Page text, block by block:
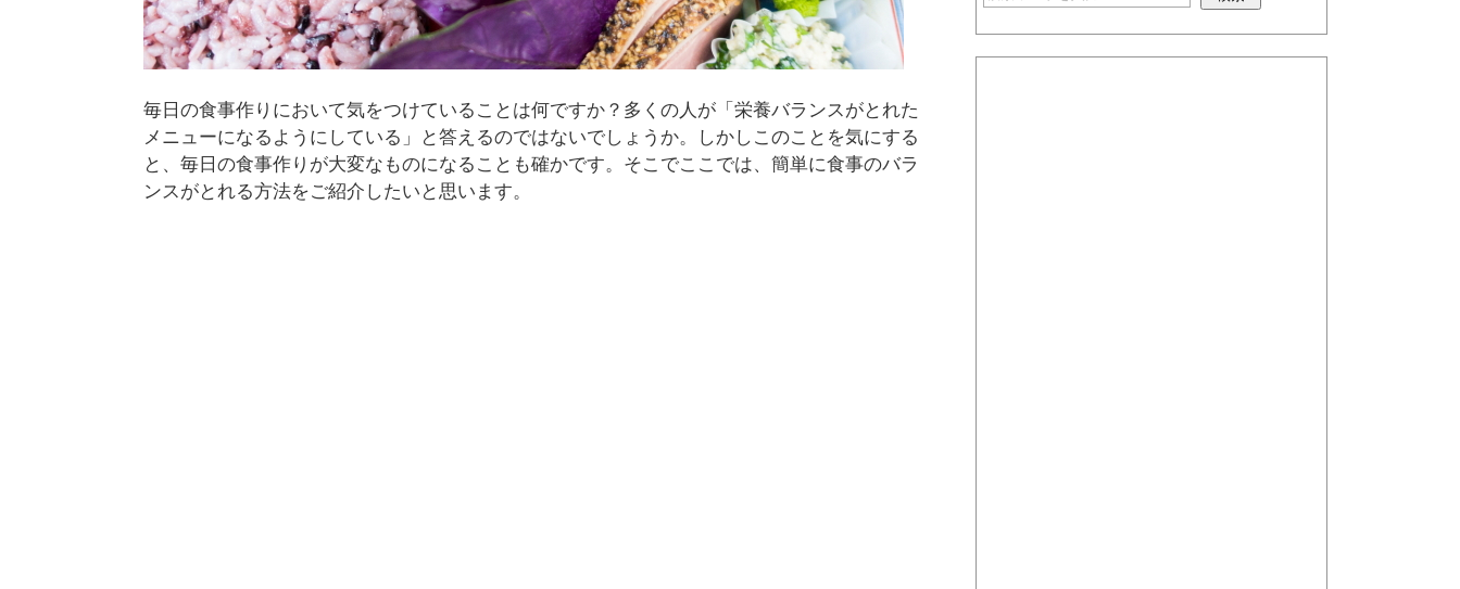
毎日の食事作りにおいて気をつけていることは何ですか？多くの人が「栄養バランスがとれた
メニューになるようにしている」と答えるのではないでしょうか。しかしこのことを気にする
と、毎日の食事作りが大変なものになることも確かです。そこでここでは、簡単に食事のバラ
ンスがとれる方法をご紹介したいと思います。